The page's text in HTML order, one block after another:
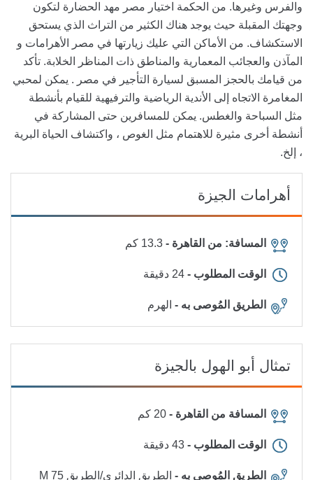
والفرس وغيرها. من الحكمة اختيار مصر مهد الحضارة لتكون
وجهتك المقبلة حيث يوجد هناك الكثير من التراث الذي يستحق
الاستكشاف. من الأماكن التي عليك زيارتها في مصر الأهرامات و
المآذن والعجائب المعمارية والمناطق ذات المناظر الخلابة. تأكد
من قيامك بالحجز المسبق لسيارة التأجير في مصر . يمكن لمحبي
المغامرة الاتجاه إلى الأندية الرياضية والترفيهية للقيام بأنشطة
مثل السباحة والغطس. يمكن للمسافرين حتى المشاركة في
أنشطة أخرى مثيرة للاهتمام مثل الغوص ، واكتشاف الحياة البرية
، إلخ.
أهرامات الجيزة
المسافة: من القاهرة -
الوقت المطلوب -
الطريق المُوصى به - الهرم
تمثال أبو الهول بالجيزة
المسافة من القاهرة -
الوقت المطلوب -
الطريق المُوصى به - الطريق الدائري/الطريق 75 M